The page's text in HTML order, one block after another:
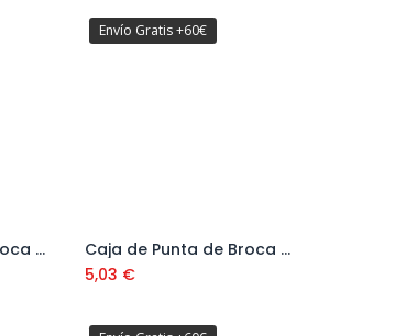
Caja de Punta de Broca Alomada DIN 7504N 4,2 mm
Envío Gratis +60€
Añadir al carrito
Caja de Punta de Broca Alomada DIN 7504N 4,8 mm
5,03 €